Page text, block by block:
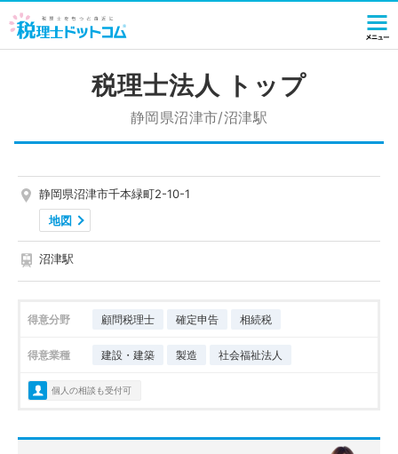
税理士法人 トップ
静岡県沼津市/沼津駅
静岡県沼津市千本緑町2-10-1
地図
沼津駅
得意分野 顧問税理士 確定申告 相続税
得意業種 建設・建築 製造 社会福祉法人
個人の相談も受付可